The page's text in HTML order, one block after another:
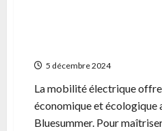
5 décembre 2024
La mobilité électrique
économique et écologique
Bluesummer. Pour